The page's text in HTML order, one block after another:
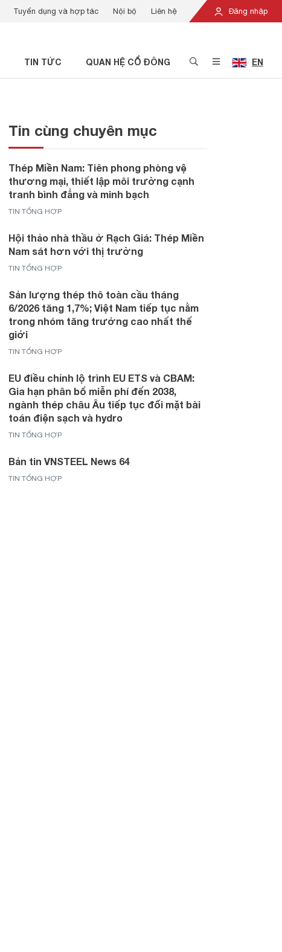
Đăng nhập
Tuyển dụng và hợp tác Nội bộ Liên hệ
TIN TỨC QUAN HỆ CỔ ĐÔNG EN
Tin cùng chuyên mục
Thép Miền Nam: Tiên phong phòng vệ
thương mại, thiết lập môi trường cạnh
tranh bình đẳng và minh bạch
TIN TỔNG HỢP
Hội thảo nhà thầu ở Rạch Giá: Thép Miền
Nam sát hơn với thị trường
TIN TỔNG HỢP
Sản lượng thép thô toàn cầu tháng
6/2026 tăng 1,7%; Việt Nam tiếp tục nằm
trong nhóm tăng trưởng cao nhất thế
giới
TIN TỔNG HỢP
EU điều chỉnh lộ trình EU ETS và CBAM:
Gia hạn phân bổ miễn phí đến 2038,
ngành thép châu Âu tiếp tục đối mặt bài
toán điện sạch và hydro
TIN TỔNG HỢP
Bản tin VNSTEEL News 64
TIN TỔNG HỢP